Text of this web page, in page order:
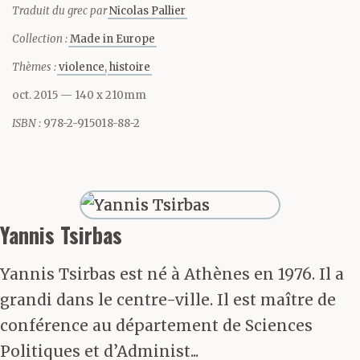
un mangas. Tous les
camarades de classe te
craignaient. Et
voulaient être de ta
toi, mais pas trop loin
non plus. Tu les cognais
presque jamais. C’était
pas nécessaire. Tu
leur attrapais le nez
Traduit du grec parNicolas Pallier
Collection :Made in Europe
Thèmes :violence histoire
oct. 2015 — 140 x 210mm
ISBN : 978-2-915018-88-2
Yannis Tsirbas
Yannis Tsirbas est né à Athènes en 1976. Il a
grandi dans le centre-ville. Il est maître de
conférence au département de Sciences
Politiques et d’Administ...